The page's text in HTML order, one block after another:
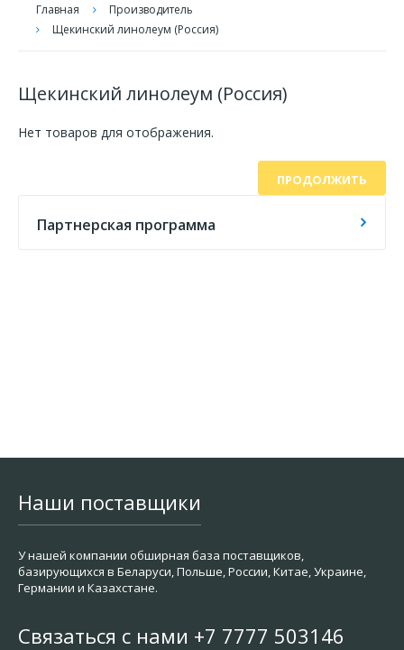
Главная
Производитель
Щекинский линолеум (Россия)
Щекинский линолеум (Россия)
Нет товаров для отображения.
ПРОДОЛЖИТЬ
Партнерская программа
Наши поставщики
У нашей компании обширная база поставщиков,
базирующихся в Беларуси, Польше, России, Китае, Украине,
Германии и Казахстане.
Связаться с нами +7 7777 503146